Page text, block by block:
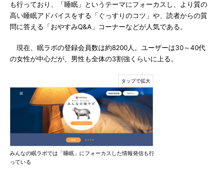
も行っており、「睡眠」というテーマにフォーカスし、より質の
高い睡眠アドバイスをする「ぐっすりのコツ」や、読者からの質
問に答える「おやすみQ&A」コーナーなどが人気である。
現在、眠ラボの登録会員数は約8200人。ユーザーは30～40代
の女性が中心だが、男性も全体の3割強くらいに上る。
みんなの眠ラボでは「睡眠」にフォーカスした情報発信も行
っている